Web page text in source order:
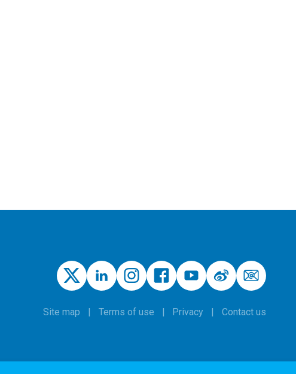
Site map Terms of use Privacy Contact us